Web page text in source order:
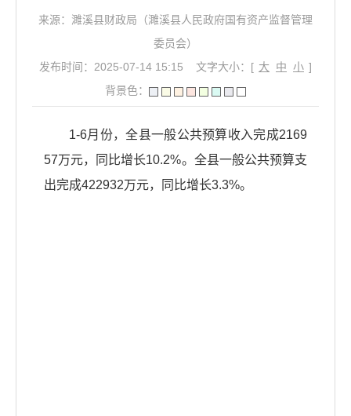
来源：濉溪县财政局（濉溪县人民政府国有资产监督管理
委员会）
发布时间：2025-07-14 15:15
文字大小：[ 大 中 小 ]
背景色：
1-6月份，全县一般公共预算收入完成2169
57万元，同比增长10.2%。全县一般公共预算支
出完成422932万元，同比增长3.3%。